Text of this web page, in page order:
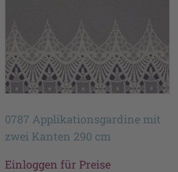
0787 Applikationsgardine mit
zwei Kanten 290 cm
Einloggen für Preise